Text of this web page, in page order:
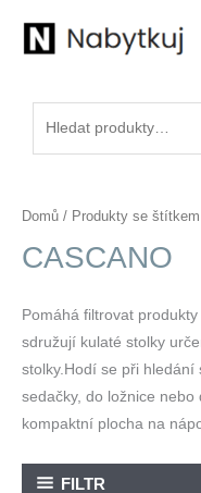
Domů / Produkty se štítkem
CASCANO
Pomáhá filtrovat
sdružují kulaté stolky
stolky.Hodí se při hledání
sedačky, do ložnice
kompaktní plocha na
FILTR